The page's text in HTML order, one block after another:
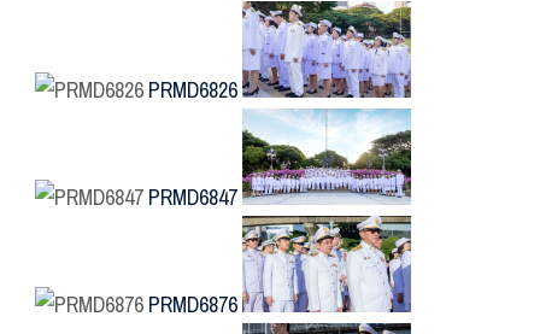
PRMD6826
PRMD6847
PRMD6876